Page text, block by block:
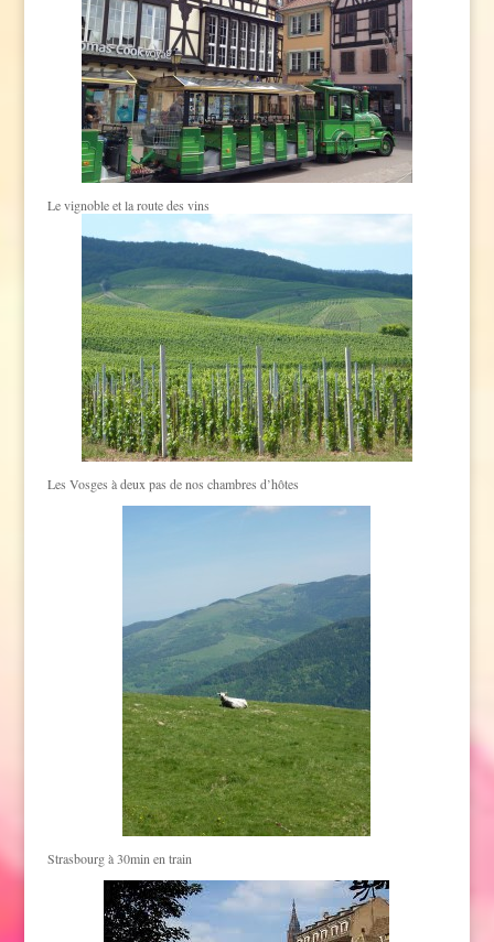
Le vignoble et la route des vins
Les Vosges à deux pas de nos chambres d’hôtes
Strasbourg à 30min en train